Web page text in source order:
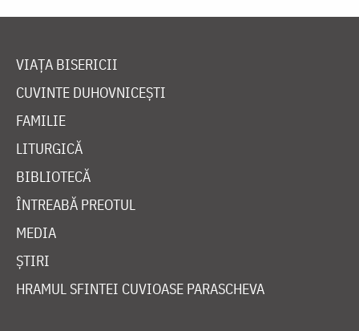
VIAȚA BISERICII
CUVINTE DUHOVNICEȘTI
FAMILIE
LITURGICĂ
BIBLIOTECĂ
ÎNTREABĂ PREOTUL
MEDIA
ȘTIRI
HRAMUL SFINTEI CUVIOASE PARASCHEVA